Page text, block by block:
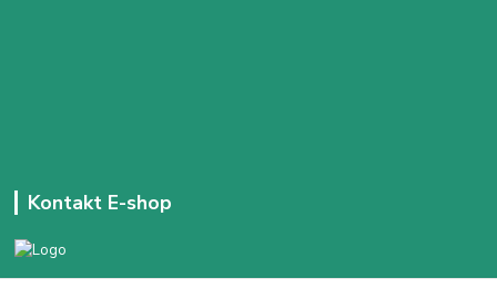
Kontakt E-shop